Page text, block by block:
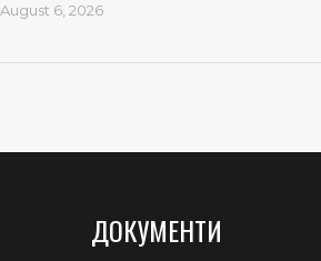
August 6, 2026
ДОКУМЕНТИ